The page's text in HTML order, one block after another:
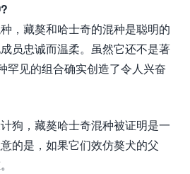
，藏獒和哈士奇的混种是聪明的
员忠诚而温柔。虽然它还不是著
罕见的组合确实创造了令人兴奋
狗，藏獒哈士奇混种被证明是一
的是，如果它们效仿獒犬的父